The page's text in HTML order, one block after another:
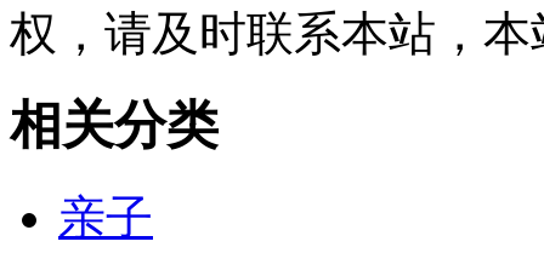
权，请及时联系本站，
相关分类
亲子